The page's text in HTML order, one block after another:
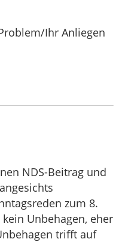
Ihr Anliegen
NDS-Beitrag und
zum 8.
Unbehagen, eher
trifft auf